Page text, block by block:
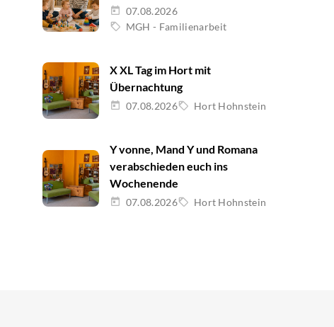
07.08.2026
MGH - Familienarbeit
X XL Tag im Hort mit
Übernachtung
07.08.2026 Hort Hohnstein
Y vonne, Mand Y und Romana
verabschieden euch ins
Wochenende
07.08.2026 Hort Hohnstein